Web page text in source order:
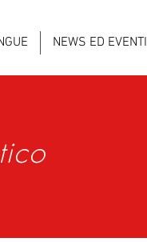
NEWS ED EVENTI